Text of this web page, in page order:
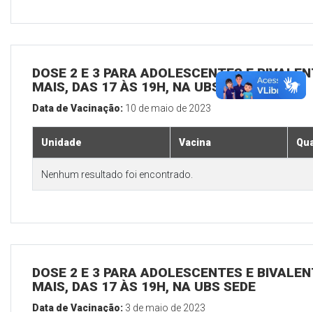
DOSE 2 E 3 PARA ADOLESCENTES E
MAIS, DAS 17 ÀS 19H, NA UBS SEDE
Data de Vacinação: 10 de maio de 2023
Unidade Vacina
Nenhum resultado foi encontrado.
DOSE 2 E 3 PARA ADOLESCENTES E
MAIS, DAS 17 ÀS 19H, NA UBS SEDE
Data de Vacinação: 3 de maio de 2023